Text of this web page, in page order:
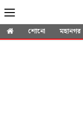
শোনো মহানগর